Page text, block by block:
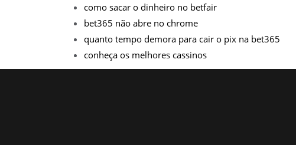
como sacar o dinheiro no betfair
bet365 não abre no chrome
quanto tempo demora para cair o pix na bet365
conheça os melhores cassinos